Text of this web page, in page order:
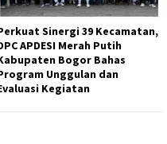
Sinergi 39 Kecamatan,
APDESI Merah Putih
Bogor Bahas
Unggulan dan
Kegiatan